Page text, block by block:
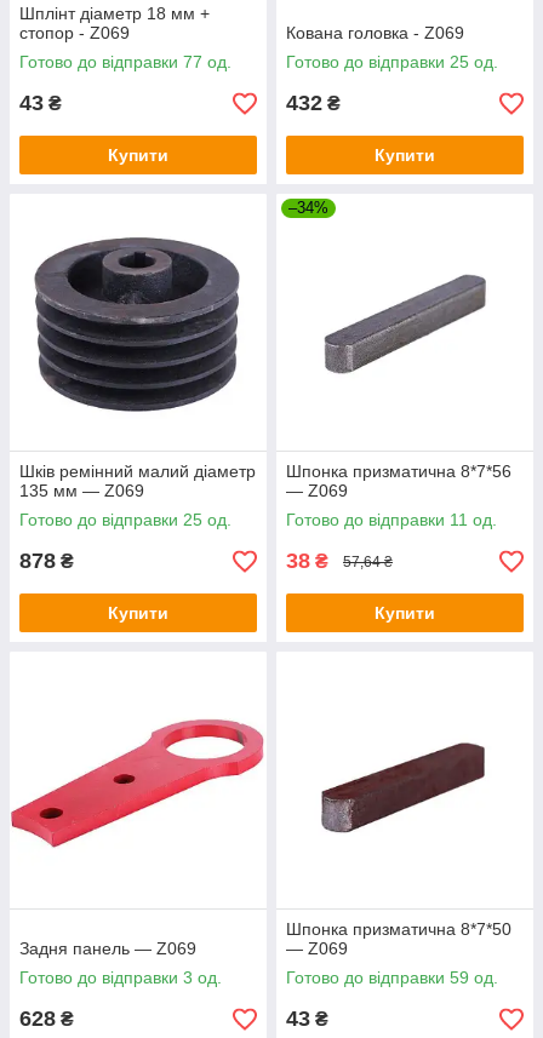
Шплінт діаметр 18 мм +
стопор - Z069
Готово до відправки 77 од.
43 ₴
Купити
Кована головка - Z069
Готово до відправки 25 од.
432 ₴
Купити
Шків ремінний малий діаметр
135 мм — Z069
Готово до відправки 25 од.
878 ₴
Купити
–34%
Шпонка призматична 8*7*56
— Z069
Готово до відправки 11 од.
38 ₴ 57,64 ₴
Купити
Задня панель — Z069
Готово до відправки 3 од.
628 ₴
Шпонка призматична 8*7*50
— Z069
Готово до відправки 59 од.
43 ₴